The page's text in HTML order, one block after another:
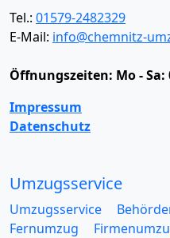
Tel.: 01579-2482329
E-Mail: info@chemnitz-
Öffnungszeiten: Mo - Sa:
Impressum
Datenschutz
Umzugsservice
Umzugsservice
Fernumzug